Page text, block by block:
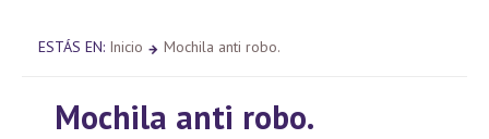
ESTÁS EN: Inicio Mochila anti robo.
Mochila anti robo.